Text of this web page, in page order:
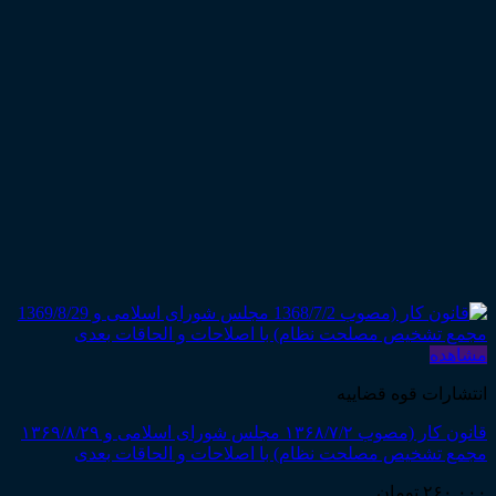
مشاهده
انتشارات قوه قضاییه
قانون کار (مصوب ۱۳۶۸/۷/۲ مجلس شورای اسلامی و ۱۳۶۹/۸/۲۹
مجمع تشخیص مصلحت نظام) با اصلاحات و الحاقات بعدی
۲۶۰,۰۰۰ تومان